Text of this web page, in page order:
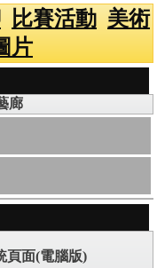
比賽活動 美術
片
廊
頁面(電腦版)